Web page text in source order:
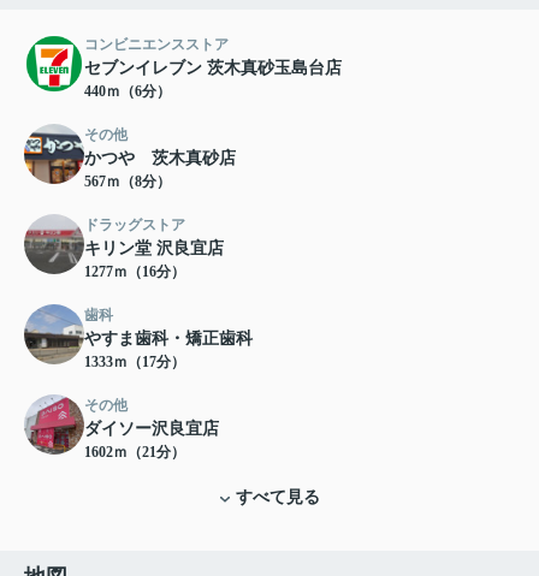
コンビニエンスストア
セブンイレブン 茨木真砂玉島台店
440ｍ（6分）
その他
かつや 茨木真砂店
567ｍ（8分）
ドラッグストア
キリン堂 沢良宜店
1277ｍ（16分）
歯科
やすま歯科・矯正歯科
1333ｍ（17分）
その他
ダイソー沢良宜店
1602ｍ（21分）
すべて見る